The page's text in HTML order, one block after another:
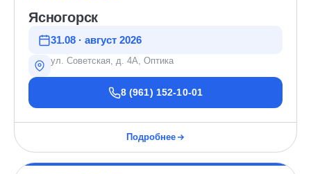
Ясногорск
31.08 · август 2026
ул. Советская, д. 4А, Оптика
8 (961) 152-10-01
Подробнее